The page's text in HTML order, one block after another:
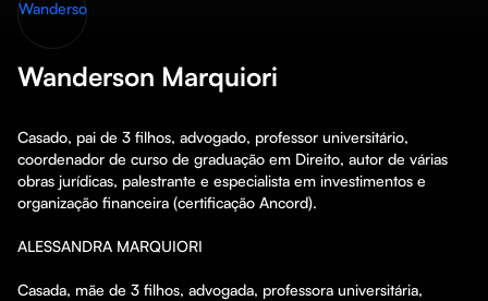
Wanderson Marquiori
Casado, pai de 3 filhos, advogado, professor universitário,
coordenador de curso de graduação em Direito, autor de várias
obras jurídicas, palestrante e especialista em investimentos e
organização financeira (certificação Ancord).
ALESSANDRA MARQUIORI
Casada, mãe de 3 filhos, advogada, professora universitária,